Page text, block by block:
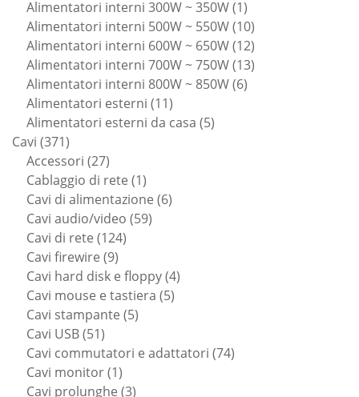
prodotti
Alimentatori interni 300W ~ 350W 11
prodotto
Alimentatori interni 500W ~ 550W 1010
prodotti
Alimentatori interni 600W ~ 650W 1212
prodotti
Alimentatori interni 700W ~ 750W 1313
Alimentatori interni 800W ~ 850W 66
Alimentatori esterni 1111
prodotti
Alimentatori esterni da casa 55
Cavi 371371
prodotti
Accessori 2727
prodotti
Cablaggio di rete 11
prodotto
Cavi di alimentazione 66
Cavi audio/video 5959
Cavi di rete 124124
Cavi firewire 99
prodotti
Cavi hard disk e floppy 44
Cavi mouse e tastiera 55
Cavi stampante 55
Cavi USB 5151
prodotti
Cavi commutatori e adattatori 7474
Cavi monitor 11
prodotto
Cavi prolunghe 33